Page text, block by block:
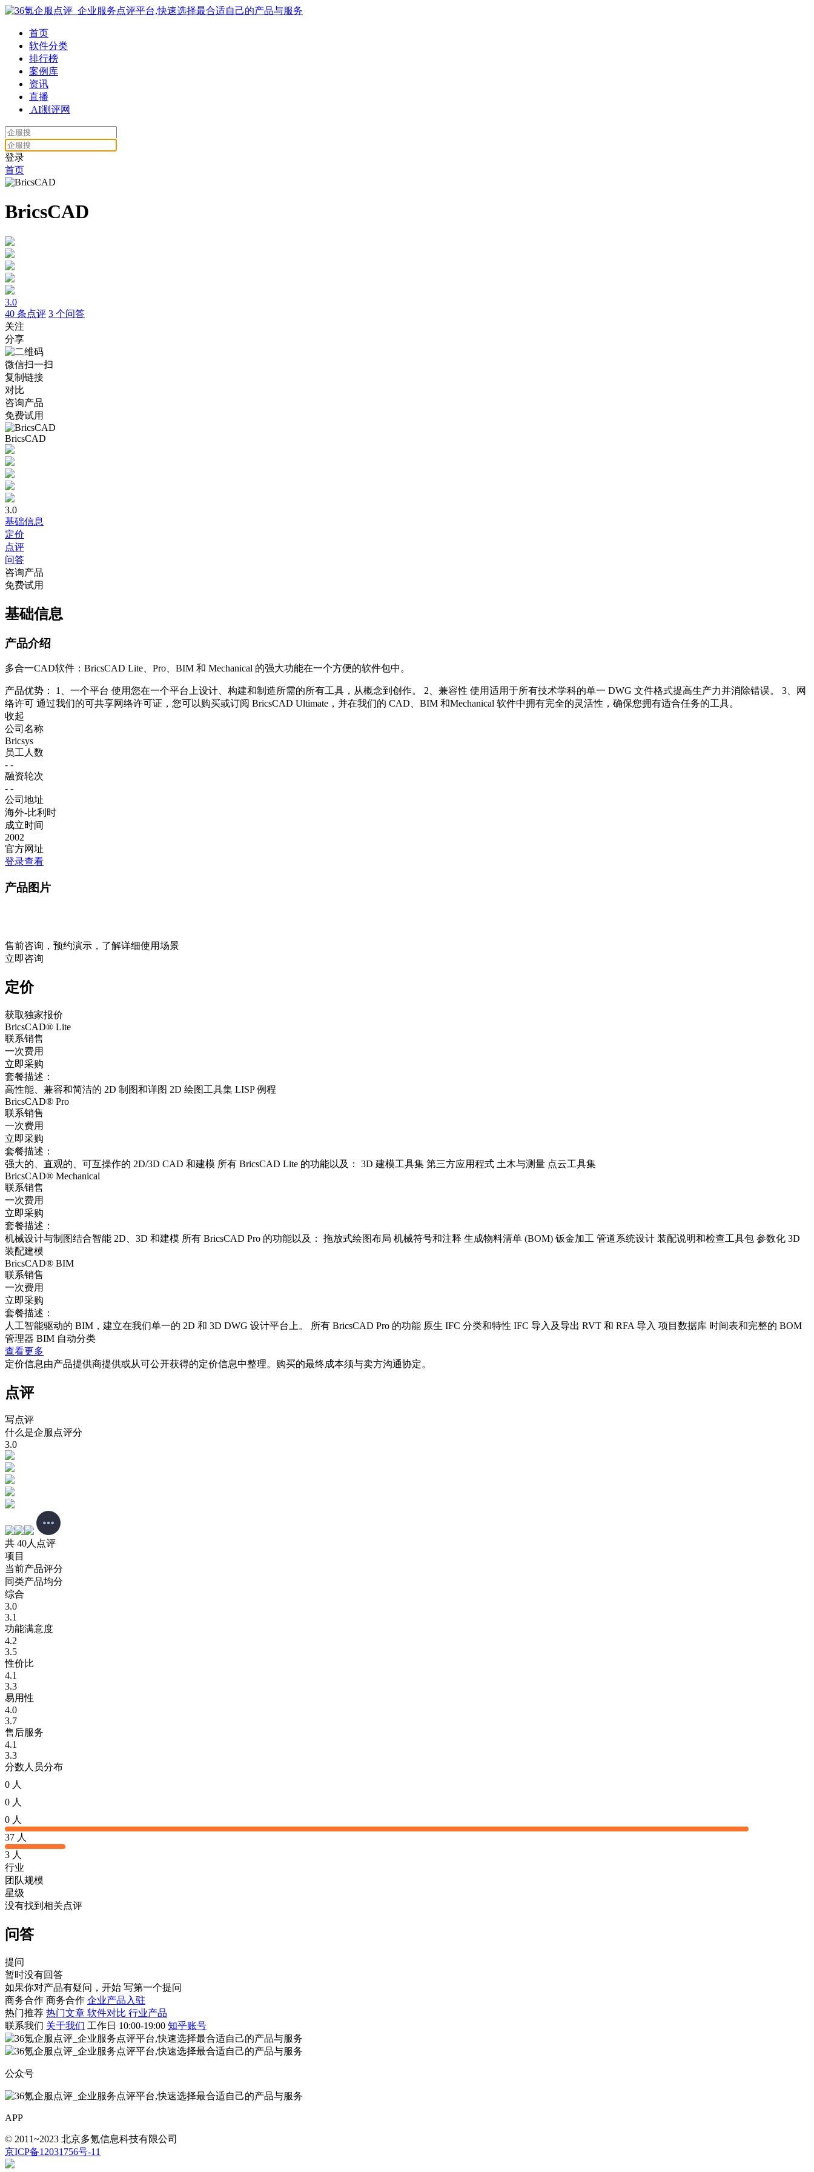
首页
软件分类
排行榜
案例库
资讯
直播
AI测评网
登录
首页
BricsCAD
3.0
40 条点评 3 个问答
关注
分享
微信扫一扫
复制链接
对比
咨询产品
免费试用
BricsCAD
3.0
基础信息
定价
点评
问答
咨询产品
免费试用
基础信息
产品介绍
多合一CAD软件：BricsCAD Lite、Pro、BIM 和 Mechanical 的强大功能在一个方便的软件包中。
产品优势： 1、一个平台 使用您在一个平台上设计、构建和制造所需的所有工具，从概念到创作。 2、兼容性 使用适用于所有技术学科的单一 DWG 文件格式提高生产力并消除错误。 3、网
络许可 通过我们的可共享网络许可证，您可以购买或订阅 BricsCAD Ultimate，并在我们的 CAD、BIM 和Mechanical 软件中拥有完全的灵活性，确保您拥有适合任务的工具。
收起
公司名称
Bricsys
员工人数
- -
融资轮次
- -
公司地址
海外-比利时
成立时间
2002
官方网址
登录查看
产品图片
售前咨询，预约演示，了解详细使用场景
立即咨询
定价
获取独家报价
BricsCAD® Lite
联系销售
一次费用
立即采购
套餐描述：
高性能、兼容和简洁的 2D 制图和详图 2D 绘图工具集 LISP 例程
BricsCAD® Pro
联系销售
一次费用
立即采购
套餐描述：
强大的、直观的、可互操作的 2D/3D CAD 和建模 所有 BricsCAD Lite 的功能以及： 3D 建模工具集 第三方应用程式 土木与测量 点云工具集
BricsCAD® Mechanical
联系销售
一次费用
立即采购
套餐描述：
机械设计与制图结合智能 2D、3D 和建模 所有 BricsCAD Pro 的功能以及： 拖放式绘图布局 机械符号和注释 生成物料清单 (BOM) 钣金加工 管道系统设计 装配说明和检查工具包 参数化 3D
装配建模
BricsCAD® BIM
联系销售
一次费用
立即采购
套餐描述：
人工智能驱动的 BIM，建立在我们单一的 2D 和 3D DWG 设计平台上。 所有 BricsCAD Pro 的功能 原生 IFC 分类和特性 IFC 导入及导出 RVT 和 RFA 导入 项目数据库 时间表和完整的 BOM
管理器 BIM 自动分类
查看更多
定价信息由产品提供商提供或从可公开获得的定价信息中整理。购买的最终成本须与卖方沟通协定。
点评
写点评
什么是企服点评分
3.0
共 40人点评
项目
当前产品评分
同类产品均分
综合
3.0
3.1
功能满意度
4.2
3.5
性价比
4.1
3.3
易用性
4.0
3.7
售后服务
4.1
3.3
分数人员分布
0 人
0 人
0 人
37 人
3 人
行业
团队规模
星级
没有找到相关点评
问答
提问
暂时没有回答
如果你对产品有疑问，开始 写第一个提问
商务合作 商务合作 企业产品入驻
热门推荐 热门文章 软件对比 行业产品
联系我们 关于我们 工作日 10:00-19:00 知乎账号
公众号
APP
© 2011~2023 北京多氪信息科技有限公司
京ICP备12031756号-11